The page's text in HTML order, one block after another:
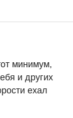
минимум,
и других
ехал